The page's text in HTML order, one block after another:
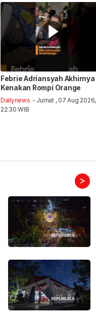
Febrie Adriansyah Akhirnya
Kenakan Rompi Orange
Dailynews - Jumat , 07 Aug 2026,
22:30 WIB
>